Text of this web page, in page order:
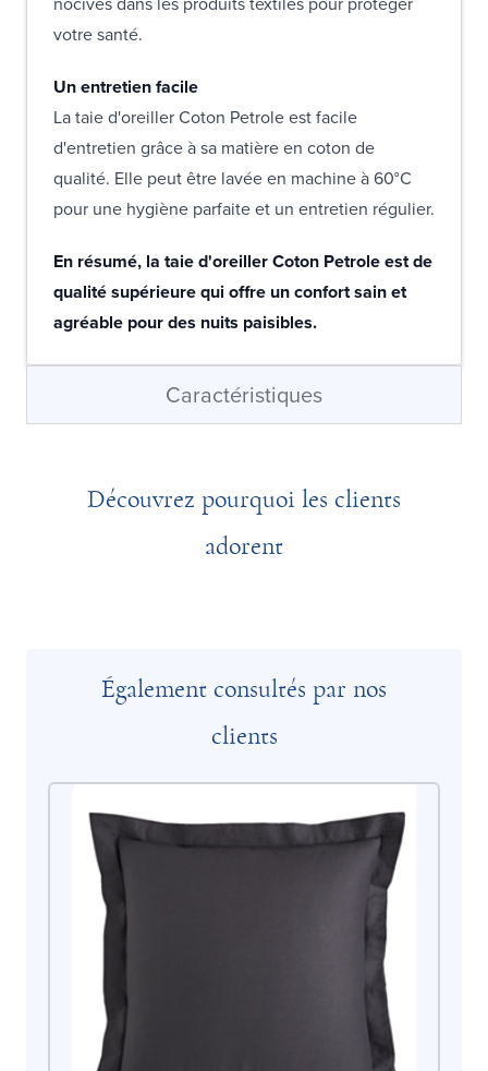
votre santé.
Un entretien facile
La taie d'oreiller Coton Petrole est facile
d'entretien grâce à sa matière en coton de
qualité. Elle peut être lavée en machine à 60°C
pour une hygiène parfaite et un entretien régulier.
En résumé, la taie d'oreiller Coton Petrole est de
qualité supérieure qui offre un confort sain et
agréable pour des nuits paisibles.
Caractéristiques
Découvrez pourquoi les clients
adorent
Également consultés par nos
clients